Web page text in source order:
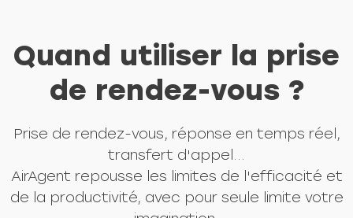
Quand utiliser la prise
de rendez-vous ?
Prise de rendez-vous, réponse en temps réel,
transfert d'appel...
AirAgent repousse les limites de l'efficacité et
de la productivité, avec pour seule limite votre